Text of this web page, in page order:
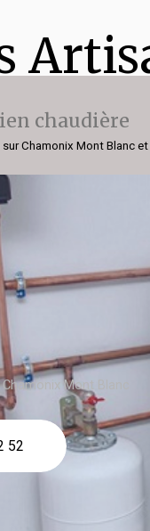
chaudière
Chamonix Mont Blanc
Mont Blanc
52